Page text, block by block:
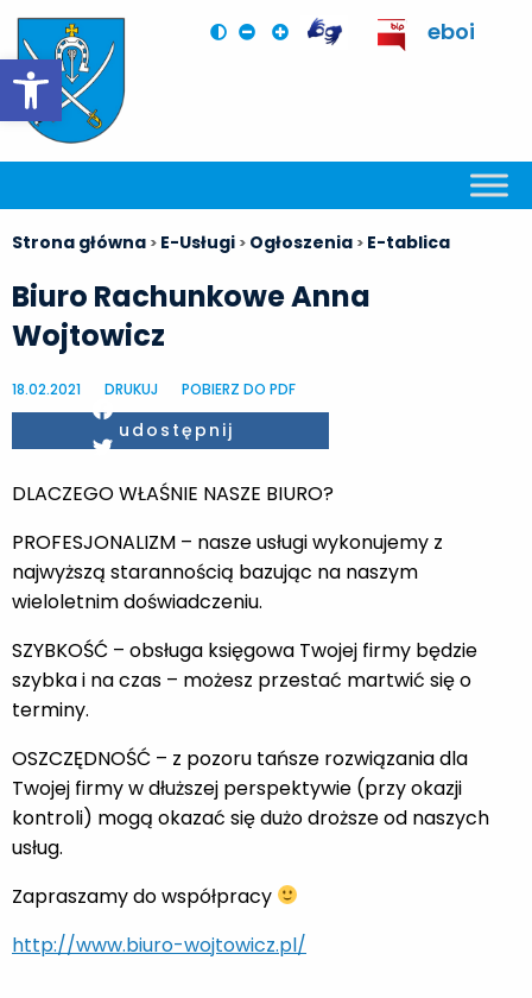
Otwórz pasek narzędzi
eboi
Strona główna > E-Usługi > Ogłoszenia > E-tablica
Biuro Rachunkowe Anna
Wojtowicz
18.02.2021 DRUKUJ POBIERZ DO PDF
Twitter
udostępnij
DLACZEGO WŁAŚNIE NASZE BIURO?
PROFESJONALIZM – nasze usługi wykonujemy z
najwyższą starannością bazując na naszym
wieloletnim doświadczeniu.
SZYBKOŚĆ – obsługa księgowa Twojej firmy będzie
szybka i na czas – możesz przestać martwić się o
terminy.
OSZCZĘDNOŚĆ – z pozoru tańsze rozwiązania dla
Twojej firmy w dłuższej perspektywie (przy okazji
kontroli) mogą okazać się dużo droższe od naszych
usług.
Zapraszamy do współpracy
http://www.biuro-wojtowicz.pl/